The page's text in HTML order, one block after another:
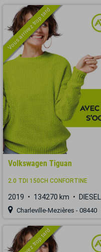
Vous arrivez trop tard
Volkswagen Tiguan
2.0 TDI 150CH CONFORTINE
2019 134270 km DIESEL
Charleville-Mezières - 08440